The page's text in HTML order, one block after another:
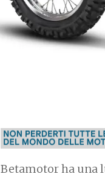
Betamotor ha una